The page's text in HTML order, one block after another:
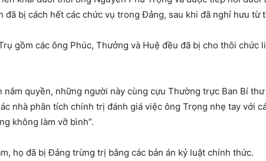
bị cách hết các chức vụ trong Đảng, sau khi đã nghỉ hưu từ
gồm các ông Phúc, Thưởng và Huệ đều đã bị cho thôi
quyền, những người này cùng cựu Thường trực Ban Bí
nhà phân tích chính trị đánh giá việc ông Trọng nhẹ tay với
không làm vỡ bình”.
họ đã bị Đảng trừng trị bằng các bản án kỷ luật chính thức.